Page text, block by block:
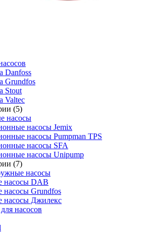
Danfoss
Grundfos
Stout
Valtec
(5)
насосы
насосы Jemix
насосы Pumpman TPS
насосы SFA
насосы Unipump
(7)
насосы
насосы DAB
Grundfos
насосы Джилекс
насосов